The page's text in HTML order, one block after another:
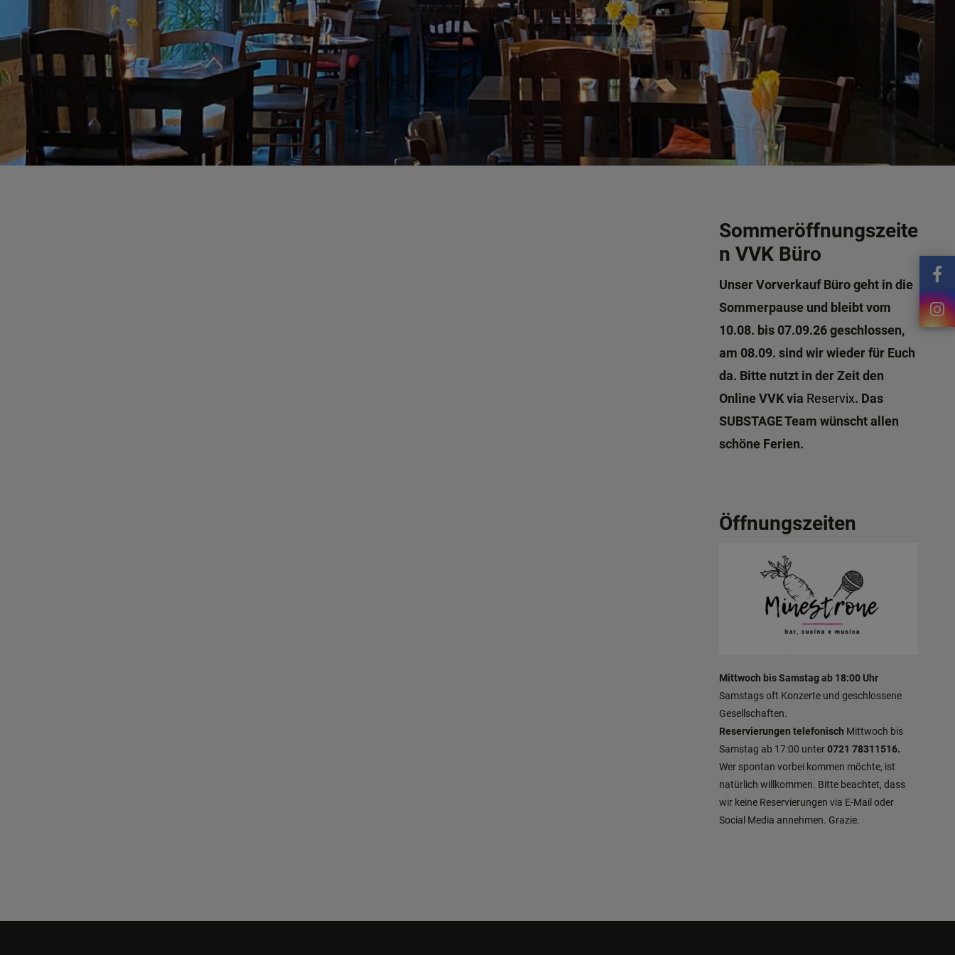
Sommeröffnungszeite
n VVK Büro
Unser Vorverkauf Büro geht in die
Sommerpause und bleibt vom
10.08. bis 07.09.26 geschlossen,
am 08.09. sind wir wieder für Euch
da. Bitte nutzt in der Zeit den
Online VVK via Reservix. Das
SUBSTAGE Team wünscht allen
schöne Ferien.
Öffnungszeiten
Mittwoch bis Samstag ab 18:00 Uhr
Samstags oft Konzerte und geschlossene
Gesellschaften.
Reservierungen telefonisch Mittwoch bis
Samstag ab 17:00 unter0721 78311516.
Wer spontan vorbei kommen möchte, ist
natürlich willkommen. Bitte beachtet, dass
wir keine Reservierungen via E-Mail oder
Social Media annehmen. Grazie.